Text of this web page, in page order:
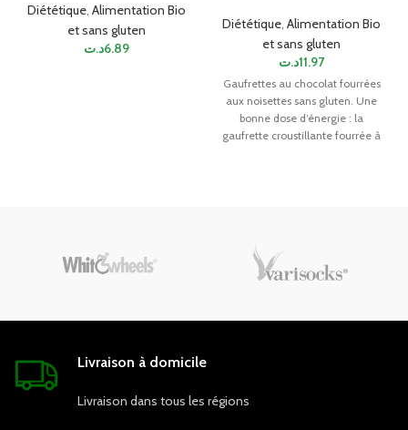
Diététique Alimentation Bio
et sans gluten
6.89د.ت
Diététique, Alimentation Bio
et sans gluten
11.97د.ت
Gaufrettes au chocolat fourrées
aux noisettes sans gluten. Une
bonne dose d’énergie : la
gaufrette croustillante fourrée à
Livraison à domicile
Livraison dans tous les régions